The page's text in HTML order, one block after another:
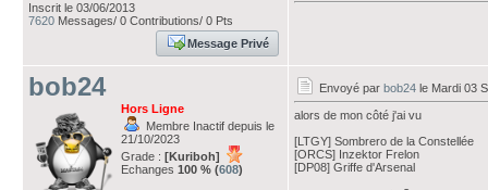
Inscrit le 03/06/2013
7620 Messages/ 0 Contributions/ 0 Pts
Message Privé
bob24
Hors Ligne
Membre Inactif depuis le
21/10/2023
Grade : [Kuriboh]
Echanges 100 % (608)
Envoyé par bob24 le Mardi 03
alors de mon côté j'ai vu
[LTGY] Sombrero de la Constellée
[ORCS] Inzektor Frelon
[DP08] Griffe d'Arsenal